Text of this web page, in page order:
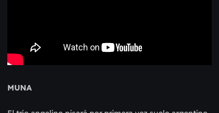
MUNA